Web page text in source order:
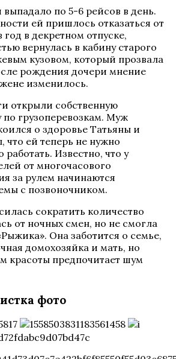
по 5-6 рейсов в день.
ей пришлось отказаться от
в декретном отпуске,
вернулась в кабину старого
кузовом, который прозвала
рождения дочери мнение
изменилось.
открыли собственную
грузоперевозкам. Муж
о здоровье Татьяны и
что ей теперь не нужно
работать. Известно, что у
от многочасового
за рулем начинаются
с позвоночником.
сократить количество
от ночных смен, но не смогла
Она заботится о семье,
домохозяйка и мать, но
красоты предпочитает шум
фото